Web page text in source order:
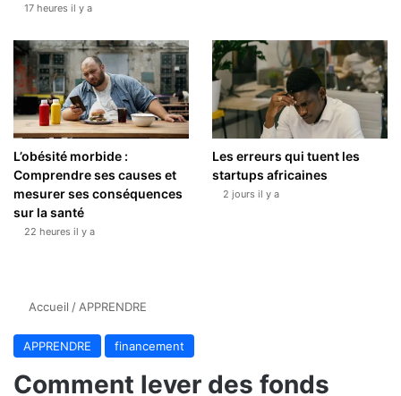
17 heures il y a
L’obésité morbide :
Comprendre ses causes et
mesurer ses conséquences
sur la santé
22 heures il y a
Les erreurs qui tuent les
startups africaines
2 jours il y a